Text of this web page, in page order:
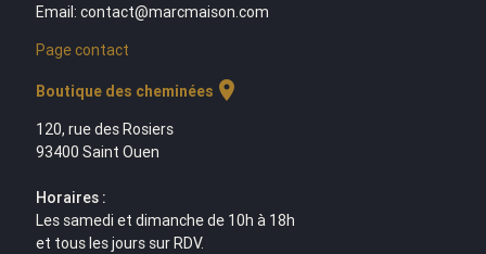
Email: contact@marcmaison.com
Page contact
Boutique des cheminées location_on
120, rue des Rosiers
93400 Saint Ouen
Horaires :
Les samedi et dimanche de 10h à 18h
et tous les jours sur RDV.